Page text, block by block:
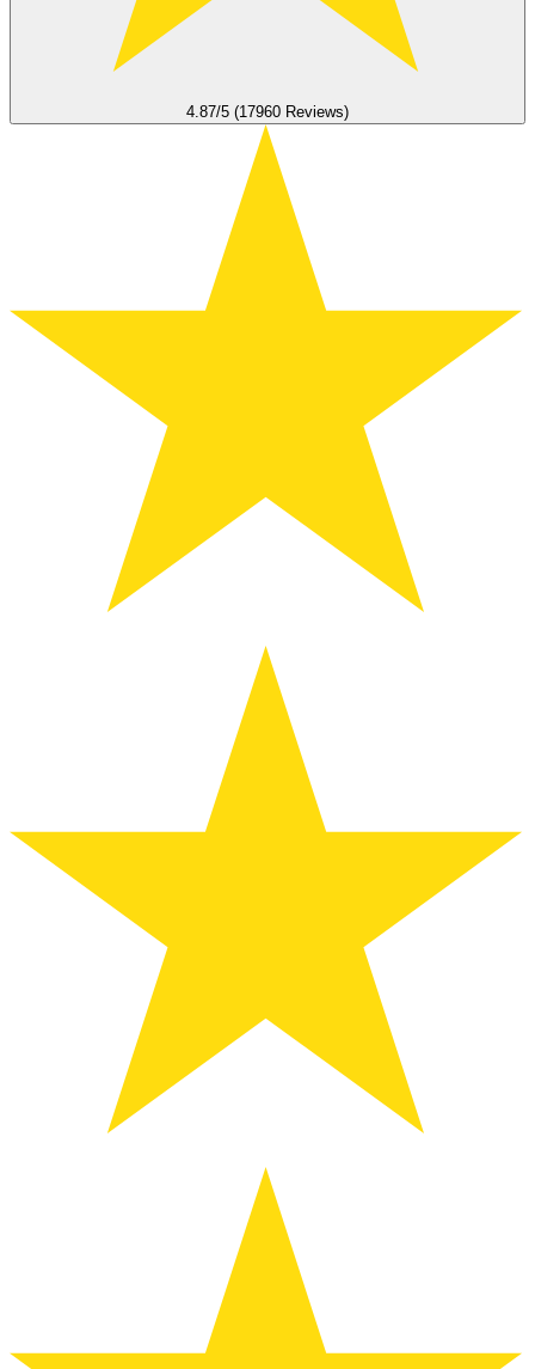
4.87/5 (17960 Reviews)